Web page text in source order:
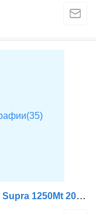
IVECO S-Way 400 4X2 NEW! Carrier Supra 1250Mt 2000kg Ladebordwand Auto